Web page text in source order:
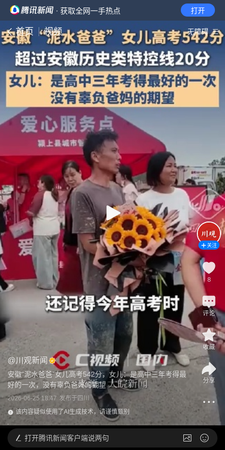
· 获取全网一手热点 打开
首页 视频 无障碍
@川观新闻
安徽“泥水爸爸”女儿高考542分，女儿：是高中三年考得最
好的一次，没有辜负爸妈的期望
2026-06-25 18:47 发布于四川
该内容疑似使用了AI生成技术，请谨慎甄别
关注
8
评论
收藏
分享
打开腾讯新闻客户端说两句